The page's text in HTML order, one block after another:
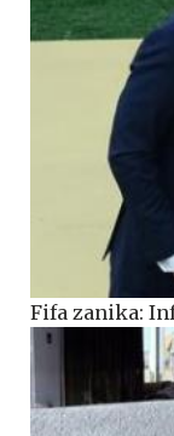
Fifa zanika: